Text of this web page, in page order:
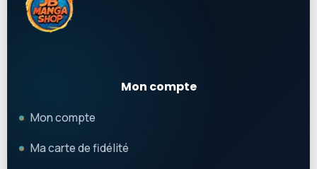
Mon compte
Mon compte
Ma carte de fidélité